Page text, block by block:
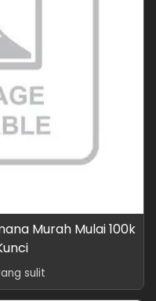
Murah Mulai 100k
sulit